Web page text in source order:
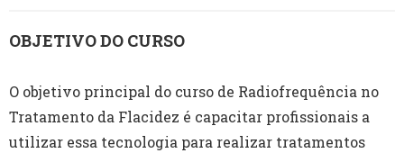
OBJETIVO DO CURSO
O objetivo principal do curso de Radiofrequência no
Tratamento da Flacidez é capacitar profissionais a
utilizar essa tecnologia para realizar tratamentos